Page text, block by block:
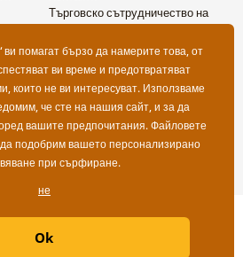
Търговско сътрудничество на
©2019 © Dovido.bg.
| Онлайн магазинът е създаден от
ви помагат бързо да намерите това, от
ви време и предотвратяват
които не ви интересуват. Използваме
че сте на нашия сайт, и за да
вашите предпочитания. Файловете
да подобрим вашето персонализирано
при сърфиране.
не
Ok